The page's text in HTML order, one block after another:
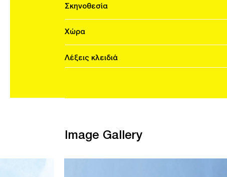
Σκηνοθεσία
Χώρα
Λέξεις κλειδιά
Image Gallery